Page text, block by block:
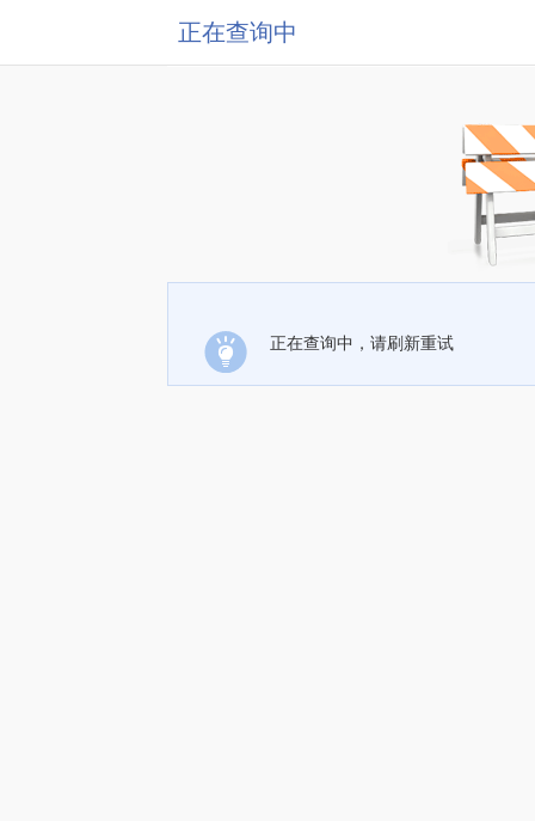
正在查询中
正在查询中，请刷新重试